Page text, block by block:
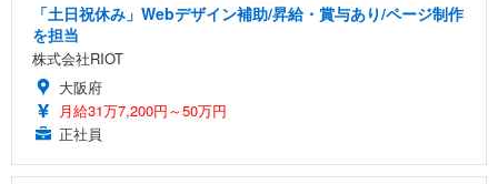
「土日祝休み」Webデザイン補助/昇給・賞与あり/ページ制作
を担当
株式会社RIOT
大阪府
月給31万7,200円～50万円
正社員